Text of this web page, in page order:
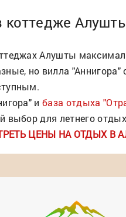
коттедже
Алушты
но вилла "Аннигора"
ибаза отдыха
выбор для летнего
ЦЕНЫ НА ОТДЫХ В